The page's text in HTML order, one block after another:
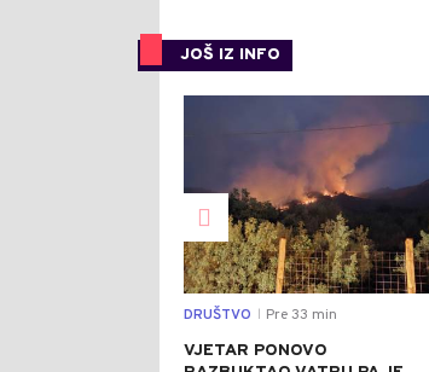
JOŠ IZ INFO
DRUŠTVO Pre 33 min
VJETAR PONOVO